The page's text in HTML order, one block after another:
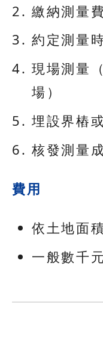
繳納測量費
約定測量
現場測量
場）
埋設界樁
核發測量
費用
依土地面
一般數千